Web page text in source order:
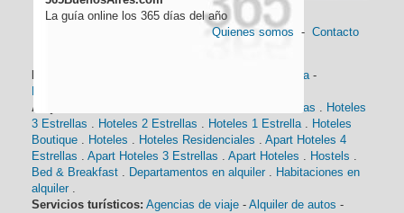
La guía online los 365 días del año
Quienes somos - Contacto
Historia-
Alojamiento:
Hoteles 4 Estrellas . Hoteles
3 Estrellas . Hoteles 2 Estrellas . Hoteles 1 Estrella. Hoteles
Boutique . Hoteles . Hoteles Residenciales . Apart Hoteles 4
Estrellas . Apart Hoteles 3 Estrellas . Apart Hoteles . Hostels .
Bed & Breakfast . Departamentos en alquiler . Habitaciones en
alquiler .
Servicios turísticos: Agencias de viaje - Alquiler de autos -